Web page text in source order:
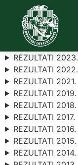
REZULTATI 2023.
REZULTATI 2022.
REZULTATI 2021.
REZULTATI 2019.
REZULTATI 2018.
REZULTATI 2017.
REZULTATI 2016.
REZULTATI 2015.
REZULTATI 2014.